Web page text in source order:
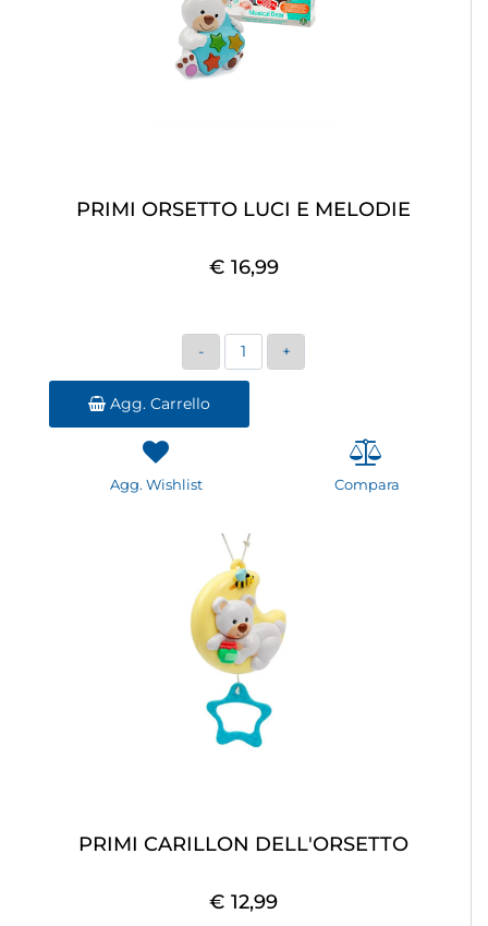
PRIMI ORSETTO LUCI E MELODIE
€ 16,99
Quantità
Agg. Carrello
Agg. Wishlist Compara
PRIMI CARILLON DELL'ORSETTO
€ 12,99